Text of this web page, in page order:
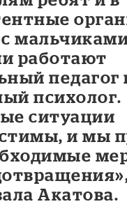
работают
педагог
психолог.
ситуации
и мы
Акатова.